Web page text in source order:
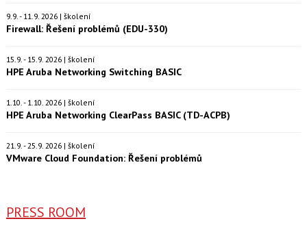
9.9. - 11.9. 2026 | školení
Firewall: Řešení problémů (EDU-330)
15.9. - 15.9. 2026 | školení
HPE Aruba Networking Switching BASIC
1.10. - 1.10. 2026 | školení
HPE Aruba Networking ClearPass BASIC (TD-ACPB)
21.9. - 25.9. 2026 | školení
VMware Cloud Foundation: Řešení problémů
PRESS ROOM